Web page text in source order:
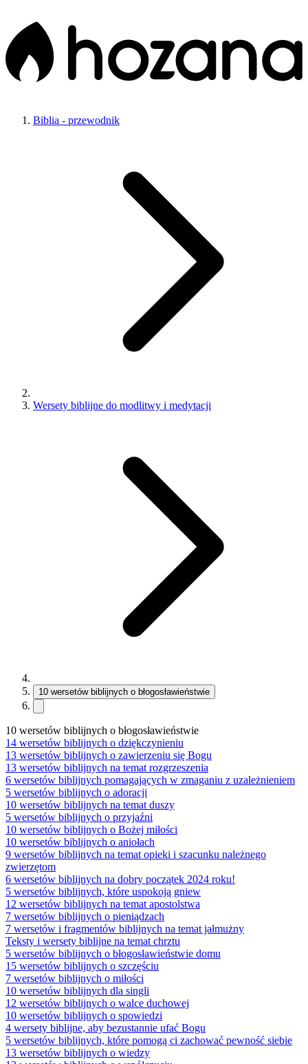
Biblia - przewodnik
Wersety biblijne do modlitwy i medytacji
10 wersetów biblijnych o błogosławieństwie
10 wersetów biblijnych o błogosławieństwie
14 wersetów biblijnych o dziękczynieniu
13 wersetów biblijnych o zawierzeniu się Bogu
13 wersetów biblijnych na temat rozgrzeszenia
6 wersetów biblijnych pomagających w zmaganiu z uzależnieniem
5 wersetów biblijnych o adoracji
10 wersetów biblijnych na temat duszy
5 wersetów biblijnych o przyjaźni
10 wersetów biblijnych o Bożej miłości
10 wersetów biblijnych o aniołach
9 wersetów biblijnych na temat opieki i szacunku należnego
zwierzętom
6 wersetów biblijnych na dobry początek 2024 roku!
5 wersetów biblijnych, które uspokoją gniew
12 wersetów biblijnych na temat apostolstwa
7 wersetów biblijnych o pieniądzach
7 wersetów i fragmentów biblijnych na temat jałmużny
Teksty i wersety biblijne na temat chrztu
5 wersetów biblijnych o błogosławieństwie domu
15 wersetów biblijnych o szczęściu
7 wersetów biblijnych o miłości
10 wersetów biblijnych dla singli
12 wersetów biblijnych o walce duchowej
10 wersetów biblijnych o spowiedzi
4 wersety biblijne, aby bezustannie ufać Bogu
5 wersetów biblijnych, które pomogą ci zachować pewność siebie
13 wersetów biblijnych o wiedzy